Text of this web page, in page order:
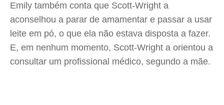
Emily também conta que Scott-Wright a
aconselhou a parar de amamentar e passar a usar
leite em pó, o que ela não estava disposta a fazer.
E, em nenhum momento, Scott-Wright a orientou a
consultar um profissional médico, segundo a mãe.